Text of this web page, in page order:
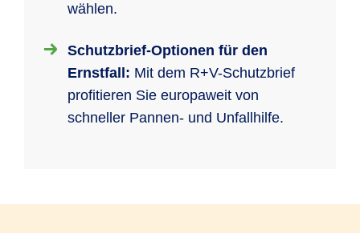
wählen.
Schutzbrief-Optionen für den
Ernstfall: Mit dem R+V-Schutzbrief
profitieren Sie europaweit von
schneller Pannen- und Unfallhilfe.